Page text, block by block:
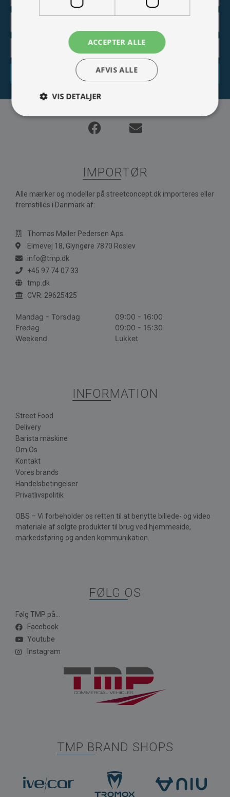
Tilmeld
IMPORTØR
Alle mærker og modeller på streetconcept.dk importeres eller
fremstilles i Danmark af:
Thomas Møller Pedersen Aps.
Elmevej 18, Glyngøre 7870 Roslev
info@tmp.dk
+45 97 74 07 33
tmp.dk
CVR: 29625425
Mandag - Torsdag
09:00 - 16:00
Fredag
09:00 - 15:30
Weekend
Lukket
INFORMATION
Street Food
Delivery
Barista maskine
Om Os
Kontakt
Vores brands
Handelsbetingelser
Privatlivspolitik
OBS – Vi forbeholder os retten til at benytte billede- og video
materiale af solgte produkter til brug ved hjemmeside,
markedsføring og anden kommunikation.
FØLG OS
Følg TMP på...
Facebook
Youtube
Instagram
TMP BRAND SHOPS
ACCEPTER ALLE
AFVIS ALLE
VIS DETALJER